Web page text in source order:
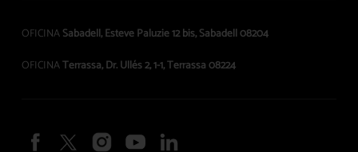
OFICINASabadell, Esteve Paluzie 12 bis, Sabadell 08204
OFICINATerrassa, Dr. Ullés 2, 1-1, Terrassa 08224